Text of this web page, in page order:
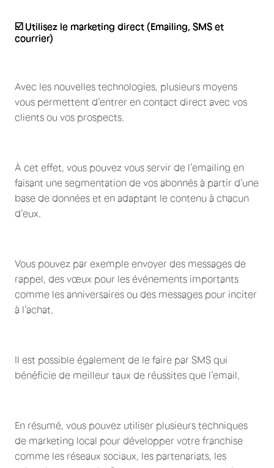
☑️ Utilisez le marketing direct (Emailing, SMS et
courrier)
Avec les nouvelles technologies, plusieurs moyens
vous permettent d’entrer en contact direct avec vos
clients ou vos prospects.
À cet effet, vous pouvez vous servir de l’emailing en
faisant une segmentation de vos abonnés à partir d’une
base de données et en adaptant le contenu à chacun
d’eux.
Vous pouvez par exemple envoyer des messages de
rappel, des vœux pour les événements importants
comme les anniversaires ou des messages pour inciter
à l’achat.
Il est possible également de le faire par SMS qui
bénéficie de meilleur taux de réussites que l’email.
En résumé, vous pouvez utiliser plusieurs techniques
de marketing local pour développer votre franchise
comme les réseaux sociaux, les partenariats, les